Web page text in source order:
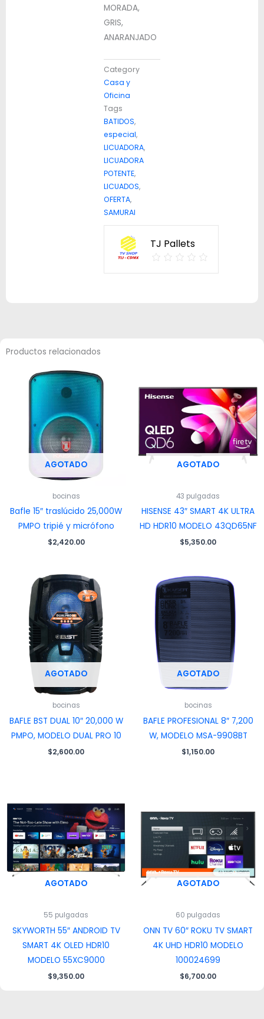
MORADA,
GRIS,
ANARANJADO
Category
Casa y
Oficina
Tags
BATIDOS,
especial,
LICUADORA,
LICUADORA
POTENTE,
LICUADOS,
OFERTA,
SAMURAI
TJ Pallets
Productos relacionados
AGOTADO
bocinas
Bafle 15″ traslúcido 25,000W
PMPO tripié y micrófono
$2,420.00
AGOTADO
43 pulgadas
HISENSE 43″ SMART 4K ULTRA
HD HDR10 MODELO 43QD65NF
$5,350.00
AGOTADO
bocinas
BAFLE BST DUAL 10″ 20,000 W
PMPO, MODELO DUAL PRO 10
$2,600.00
AGOTADO
bocinas
BAFLE PROFESIONAL 8″ 7,200
W, MODELO MSA-9908BT
$1,150.00
AGOTADO
55 pulgadas
SKYWORTH 55″ ANDROID TV
SMART 4K OLED HDR10
MODELO 55XC9000
$9,350.00
AGOTADO
60 pulgadas
ONN TV 60″ ROKU TV SMART
4K UHD HDR10 MODELO
100024699
$6,700.00